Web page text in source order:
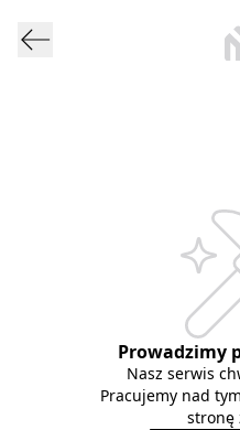
Prowadzimy
Nasz serwis
Pracujemy nad
stronę